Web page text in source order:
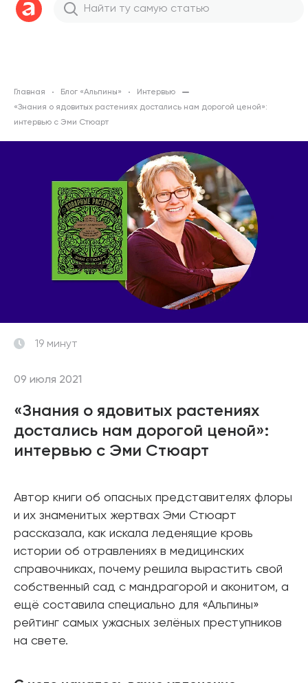
Главная Блог «Альпины»
Интервью
«Знания о ядовитых растениях достались нам дорогой ценой»:
интервью с Эми Стюарт
09 июля 2021
19 минут
«Знания о ядовитых растениях
достались нам дорогой ценой»:
интервью с Эми Стюарт
Автор книги об опасных представителях флоры
и их знаменитых жертвах Эми Стюарт
рассказала, как искала леденящие кровь
истории об отравлениях в медицинских
справочниках, почему решила вырастить свой
собственный сад с мандрагорой и аконитом, а
ещё составила специально для «Альпины»
рейтинг самых ужасных зелёных преступников
на свете.